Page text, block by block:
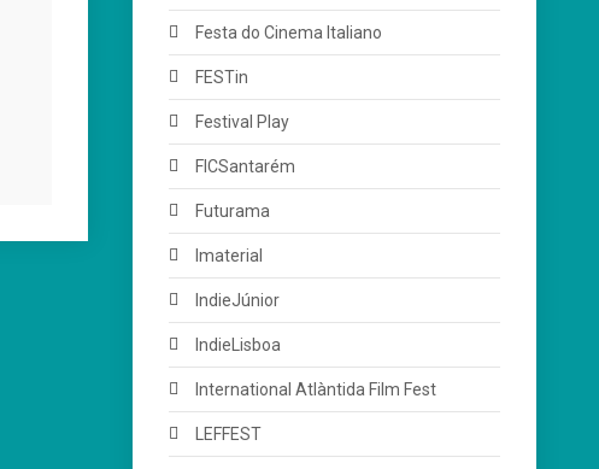
Festa do Cinema Italiano
FESTin
Festival Play
FICSantarém
Futurama
Imaterial
IndieJúnior
IndieLisboa
International Atlàntida Film Fest
LEFFEST